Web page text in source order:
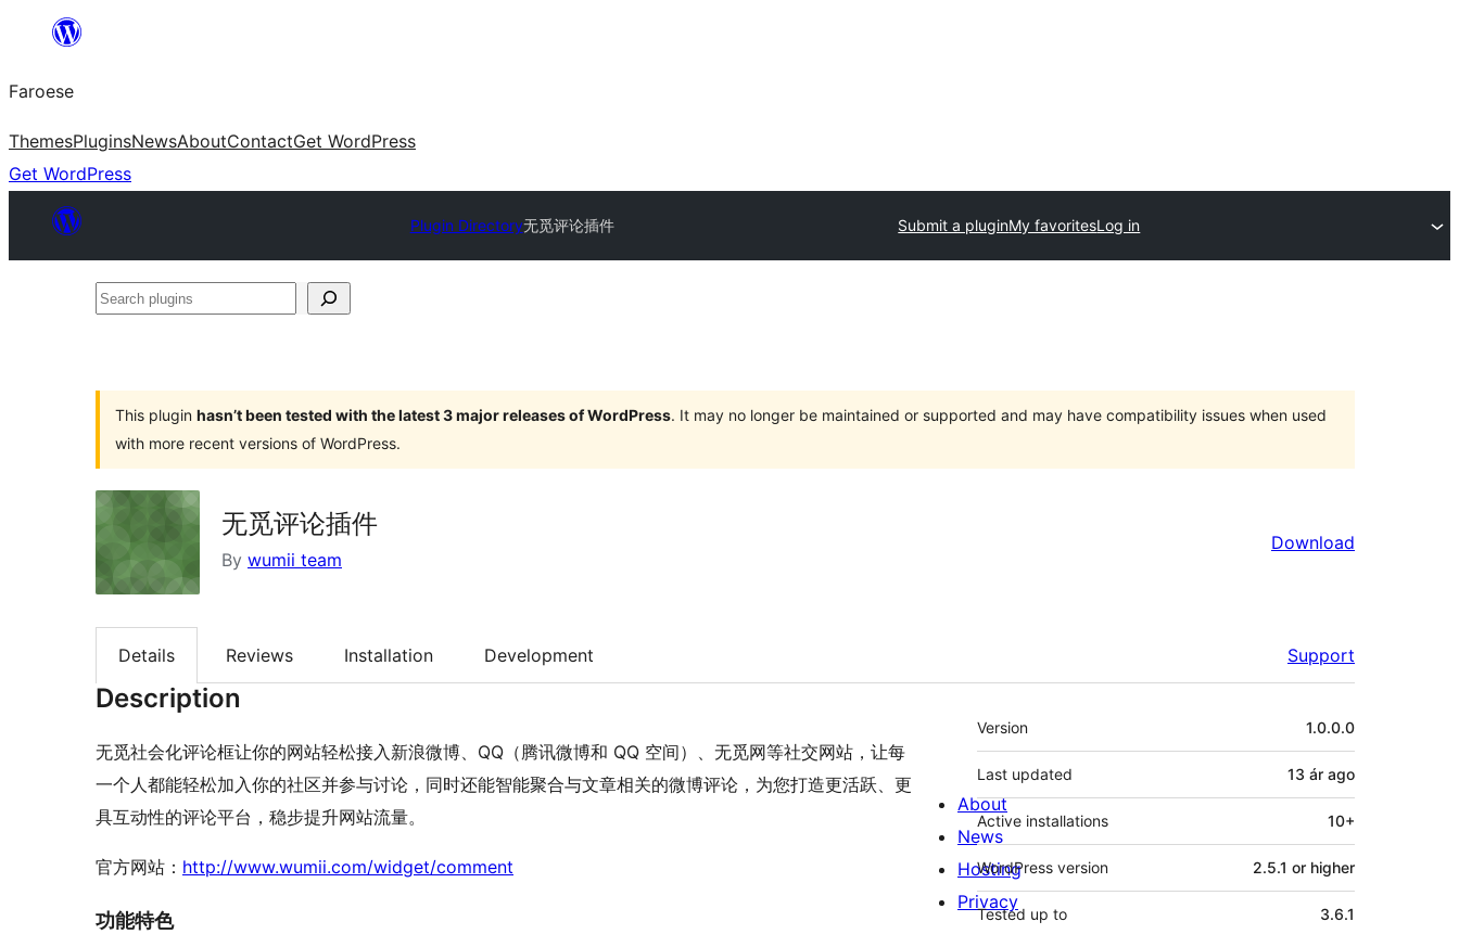
innihald
Faroese
ThemesPluginsNewsAboutContactGet WordPress
Get WordPress
Plugin Directory无觅评论插件 Submit a pluginMy favoritesLog in
Search
This plugin hasn’t been tested with the latest 3 major releases of WordPress. It may no longer be maintained or supported and may have compatibility issues when used
with more recent versions of WordPress.
无觅评论插件
By wumii team
Download
Details Reviews Installation Development Support
Description
无觅社会化评论框让你的网站轻松接入新浪微博、QQ（腾讯微博和 QQ 空间）、无觅网等社交网站，让每
一个人都能轻松加入你的社区并参与讨论，同时还能智能聚合与文章相关的微博评论，为您打造更活跃、更
具互动性的评论平台，稳步提升网站流量。
官方网站： http://www.wumii.com/widget/comment
功能特色
Meta
Version 1.0.0.0
Last updated 13 ár ago
Active installations 10+
WordPress version 2.5.1 or higher
Tested up to 3.6.1
About
News
Hosting
Privacy